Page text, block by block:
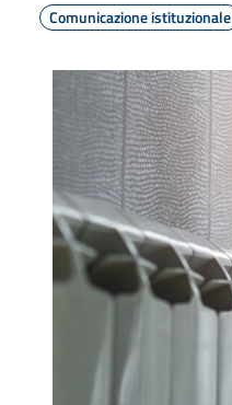
Comunicazione istituzionale